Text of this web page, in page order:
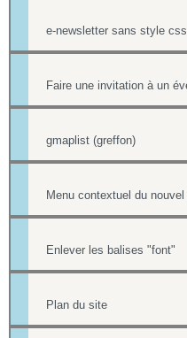
e-newsletter sans style css
gmaplist (greffon)
Enlever les balises "font"
Plan du site